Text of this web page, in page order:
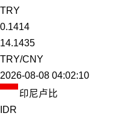
TRY
0.1414
14.1435
TRY/CNY
2026-08-08 04:02:10
印尼卢比
IDR